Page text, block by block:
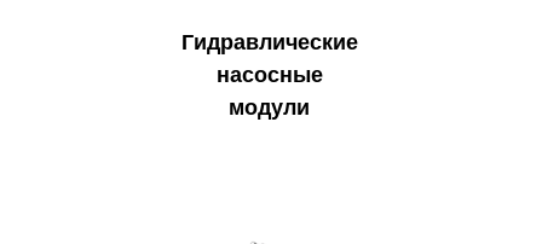
Гидравлические
насосные
модули